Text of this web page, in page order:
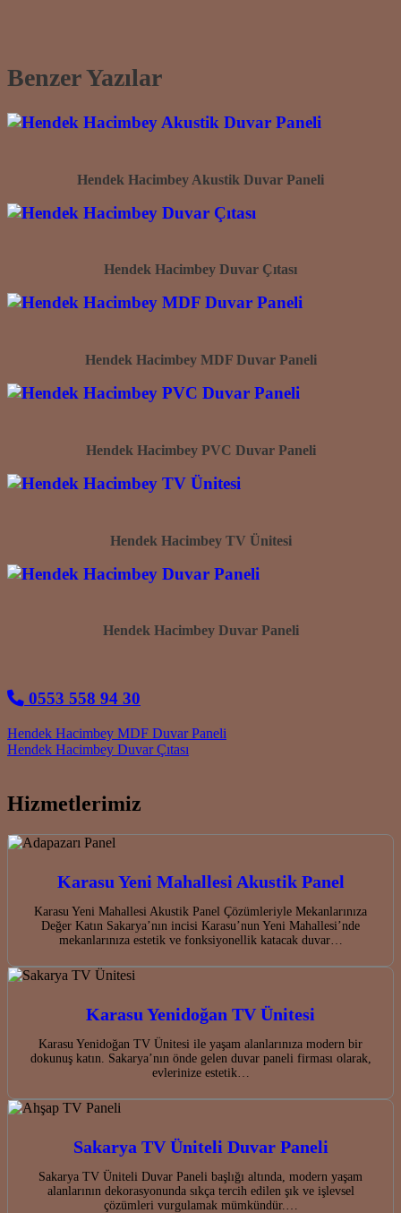
Benzer Yazılar
Hendek Hacimbey Akustik Duvar Paneli
Hendek Hacimbey Duvar Çıtası
Hendek Hacimbey MDF Duvar Paneli
Hendek Hacimbey PVC Duvar Paneli
Hendek Hacimbey TV Ünitesi
Hendek Hacimbey Duvar Paneli
0553 558 94 30
Post navigation
Hendek Hacimbey MDF Duvar Paneli
Hendek Hacimbey Duvar Çıtası
Hizmetlerimiz
Karasu Yeni Mahallesi Akustik Panel
Karasu Yeni Mahallesi Akustik Panel Çözümleriyle Mekanlarınıza
Değer Katın Sakarya’nın incisi Karasu’nun Yeni Mahallesi’nde
mekanlarınıza estetik ve fonksiyonellik katacak duvar…
Karasu Yenidoğan TV Ünitesi
Karasu Yenidoğan TV Ünitesi ile yaşam alanlarınıza modern bir
dokunuş katın. Sakarya’nın önde gelen duvar paneli firması olarak,
evlerinize estetik…
Sakarya TV Üniteli Duvar Paneli
Sakarya TV Üniteli Duvar Paneli başlığı altında, modern yaşam
alanlarının dekorasyonunda sıkça tercih edilen şık ve işlevsel
çözümleri vurgulamak mümkündür.…